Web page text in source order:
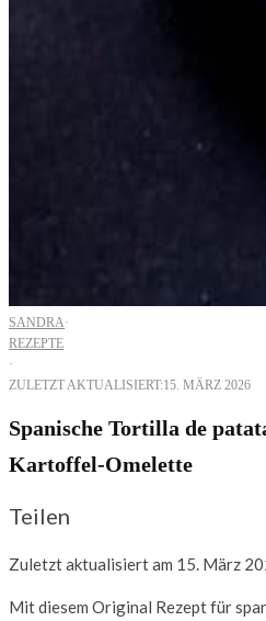
SANDRA·
REZEPTE
·
ZULETZT AKTUALISIERT:15. MÄRZ 2026
Spanische Tortilla de
Kartoffel-Omelette
Teilen
Zuletzt aktualisiert am 15. März
Mit diesem Original Rezept für